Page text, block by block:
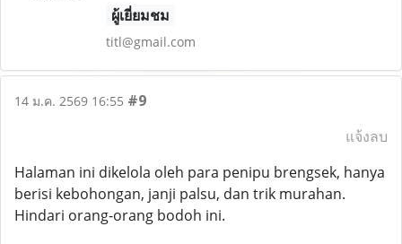
ผู้เยี่ยมชม
titl@gmail.com
14 ม.ค. 2569 16:55 #9
แจ้งลบ
Halaman ini dikelola oleh para penipu brengsek, hanya
berisi kebohongan, janji palsu, dan trik murahan.
Hindari orang-orang bodoh ini.